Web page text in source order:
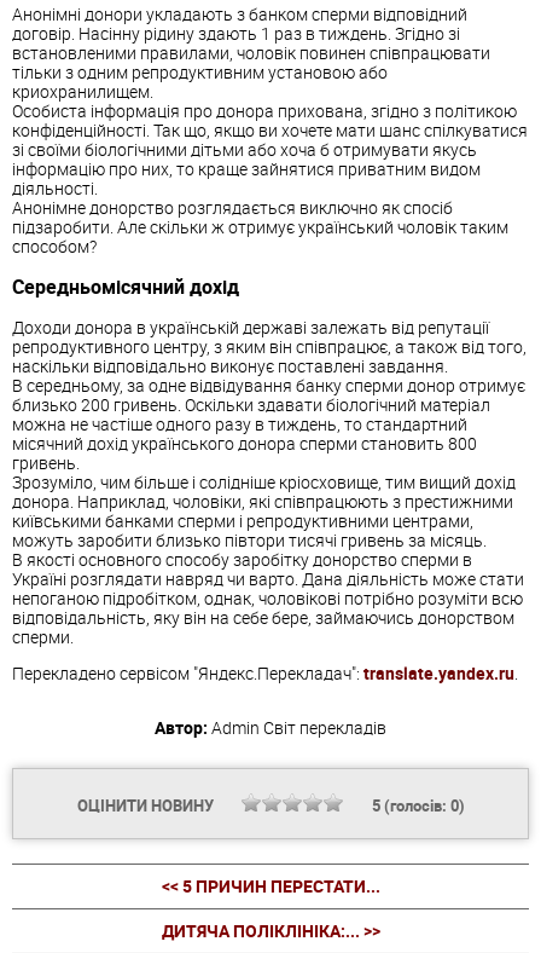
Анонімні донори укладають з банком сперми відповідний
договір. Насінну рідину здають 1 раз в тиждень. Згідно зі
встановленими правилами, чоловік повинен співпрацювати
тільки з одним репродуктивним установою або
криохранилищем.
Особиста інформація про донора прихована, згідно з політикою
конфіденційності. Так що, якщо ви хочете мати шанс спілкуватися
зі своїми біологічними дітьми або хоча б отримувати якусь
інформацію про них, то краще зайнятися приватним видом
діяльності.
Анонімне донорство розглядається виключно як спосіб
підзаробити. Але скільки ж отримує український чоловік таким
способом?
Середньомісячний дохід
Доходи донора в українській державі залежать від репутації
репродуктивного центру, з яким він співпрацює, а також від того,
наскільки відповідально виконує поставлені завдання.
В середньому, за одне відвідування банку сперми донор отримує
близько 200 гривень. Оскільки здавати біологічний матеріал
можна не частіше одного разу в тиждень, то стандартний
місячний дохід українського донора сперми становить 800
гривень.
Зрозуміло, чим більше і солідніше кріосховище, тим вищий дохід
донора. Наприклад, чоловіки, які співпрацюють з престижними
київськими банками сперми і репродуктивними центрами,
можуть заробити близько півтори тисячі гривень за місяць.
В якості основного способу заробітку донорство сперми в
Україні розглядати навряд чи варто. Дана діяльність може стати
непоганою підробітком, однак, чоловікові потрібно розуміти всю
відповідальність, яку він на себе бере, займаючись донорством
сперми.
Перекладено сервісом "Яндекс.Перекладач": translate.yandex.ru
Автор: Admin Світ перекладів
ОЦІНИТИ НОВИНУ 5(голосів: 0)
<< 5 ПРИЧИН ПЕРЕСТАТИ...
ДИТЯЧА ПОЛІКЛІНІКА:... >>